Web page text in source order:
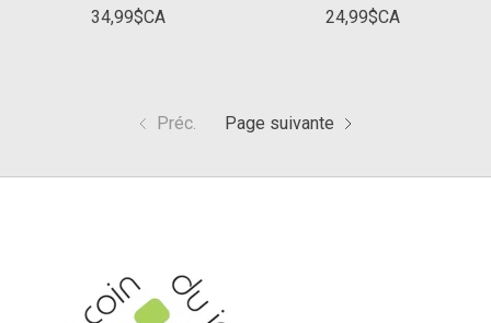
34,99$CA
24,99$CA
Préc. Page suivante